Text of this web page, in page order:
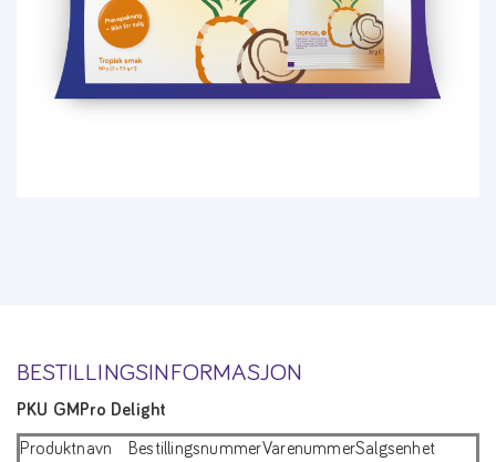
BESTILLINGSINFORMASJON
PKU GMPro Delight
Produktnavn BestillingsnummerVarenummerSalgsenhet